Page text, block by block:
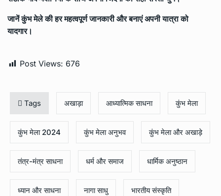
जानें कुंभ मेले की हर महत्वपूर्ण जानकारी और बनाएं अपनी यात्रा को
यादगार।
Post Views: 676
Tags अखाड़ा आध्यात्मिक साधना कुंभ मेला
कुंभ मेला 2024 कुंभ मेला अनुभव कुंभ मेला और अखाड़े
तंत्र-मंत्र साधना धर्म और समाज धार्मिक अनुष्ठान
ध्यान और साधना नागा साधु भारतीय संस्कृति